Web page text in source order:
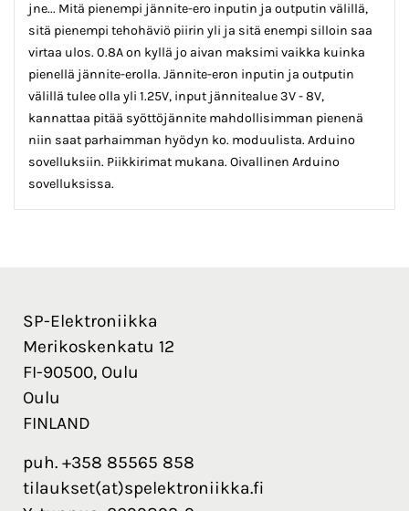
jne... Mitä pienempi jännite-ero inputin ja outputin välillä,
sitä pienempi tehohäviö piirin yli ja sitä enempi silloin saa
virtaa ulos. 0.8A on kyllä jo aivan maksimi vaikka kuinka
pienellä jännite-erolla. Jännite-eron inputin ja outputin
välillä tulee olla yli 1.25V, input jännitealue 3V - 8V,
kannattaa pitää syöttöjännite mahdollisimman pienenä
niin saat parhaimman hyödyn ko. moduulista. Arduino
sovelluksiin. Piikkirimat mukana. Oivallinen Arduino
sovelluksissa.
SP-Elektroniikka
Merikoskenkatu 12
FI-90500, Oulu
Oulu
FINLAND
puh. +358 85565 858
tilaukset(at)spelektroniikka.fi